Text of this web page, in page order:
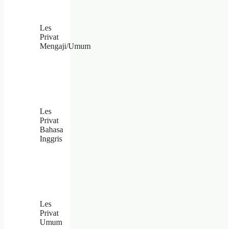
Les
Privat
Mengaji/Umum
Les
Privat
Bahasa
Inggris
Les
Privat
Umum